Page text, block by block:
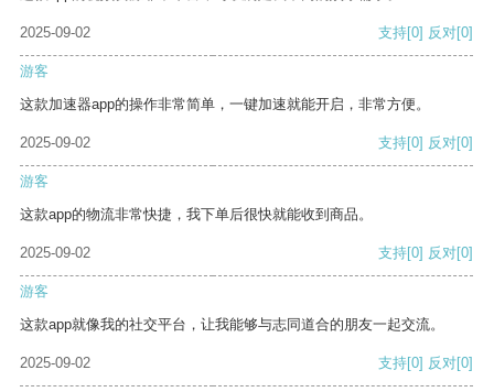
2025-09-02 支持[0] 反对[0]
游客
这款加速器app的操作非常简单，一键加速就能开启，非常方便。
2025-09-02 支持[0] 反对[0]
游客
这款app的物流非常快捷，我下单后很快就能收到商品。
2025-09-02 支持[0] 反对[0]
游客
这款app就像我的社交平台，让我能够与志同道合的朋友一起交流。
2025-09-02 支持[0] 反对[0]